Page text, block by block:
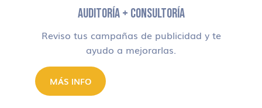
AUDITORÍA + CONSULTORÍA
Reviso tus campañas de publicidad y te
ayudo a mejorarlas.
MÁS INFO